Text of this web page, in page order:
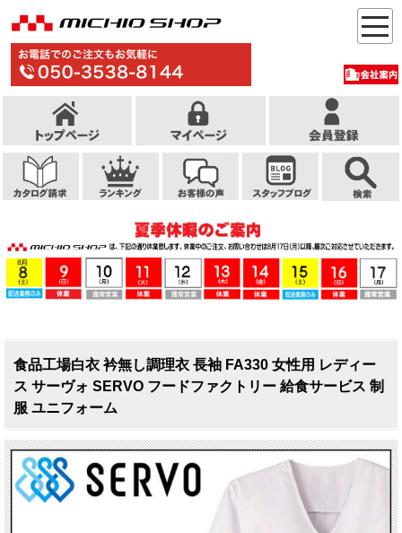
食品工場白衣 衿無し調理衣 長袖 FA330 女性用 レディー
ス サーヴォ SERVO フードファクトリー 給食サービス 制
服 ユニフォーム